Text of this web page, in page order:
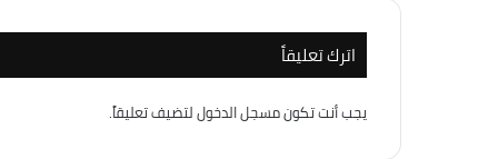
اترك تعليقاً
يجب أنت تكونمسجل الدخوللتضيف تعليقاً.